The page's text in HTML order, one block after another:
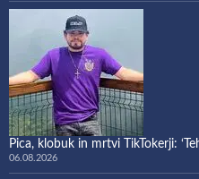
Pica, klobuk in mrtvi TikTokerji:
06.08.2026